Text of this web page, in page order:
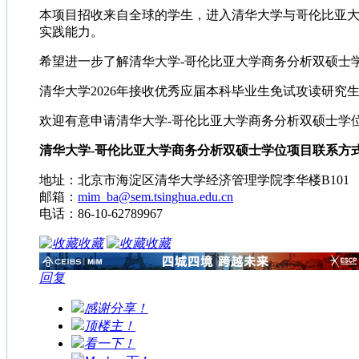
本项目招收来自全球的学生，进入清华大学与哥伦比亚
实践能力。
希望进一步了解清华大学-哥伦比亚大学商务分析双硕士
清华大学2026年接收优秀应届本科毕业生免试攻读研究
欢迎有意申请清华大学-哥伦比亚大学商务分析双硕士学
清华大学-哥伦比亚大学商务分析双硕士学位项目联系方
地址：北京市海淀区清华大学经济管理学院李华楼B101
邮箱： mim_ba@sem.tsinghua.edu.cn
电话：86-10-62789967
收藏 收藏
回复
感谢分享！
顶楼主！
看一下！